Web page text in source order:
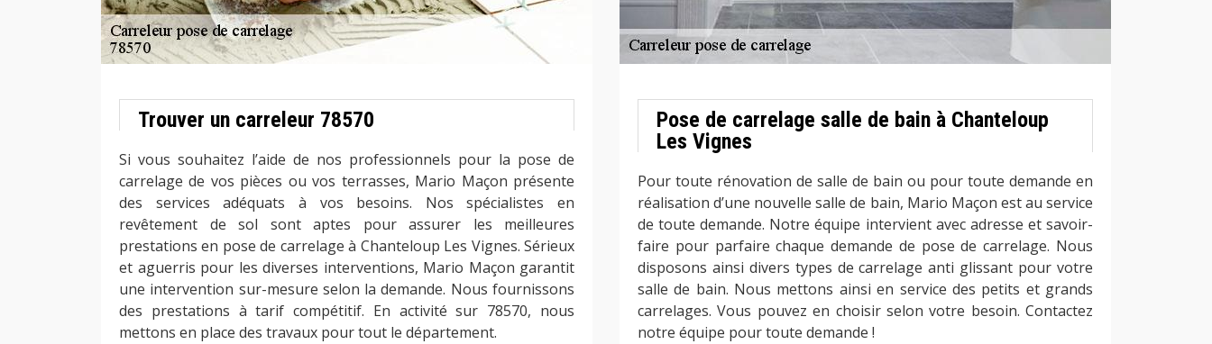
Trouver un carreleur 78570
Si vous souhaitez l’aide de nos professionnels pour la pose de
carrelage de vos pièces ou vos terrasses, Mario Maçon présente
des services adéquats à vos besoins. Nos spécialistes en
revêtement de sol sont aptes pour assurer les meilleures
prestations en pose de carrelage à Chanteloup Les Vignes. Sérieux
et aguerris pour les diverses interventions, Mario Maçon garantit
une intervention sur-mesure selon la demande. Nous fournissons
des prestations à tarif compétitif. En activité sur 78570, nous
mettons en place des travaux pour tout le département.
Pose de carrelage salle de bain à Chanteloup
Les Vignes
Pour toute rénovation de salle de bain ou pour toute demande en
réalisation d’une nouvelle salle de bain, Mario Maçon est au service
de toute demande. Notre équipe intervient avec adresse et savoir-
faire pour parfaire chaque demande de pose de carrelage. Nous
disposons ainsi divers types de carrelage anti glissant pour votre
salle de bain. Nous mettons ainsi en service des petits et grands
carrelages. Vous pouvez en choisir selon votre besoin. Contactez
notre équipe pour toute demande !